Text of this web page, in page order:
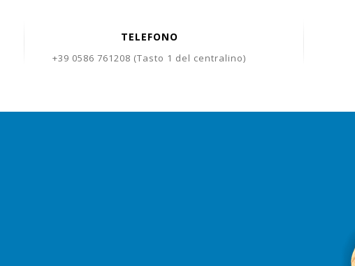
TELEFONO
+39 0586 761208 (Tasto 1 del centralino)